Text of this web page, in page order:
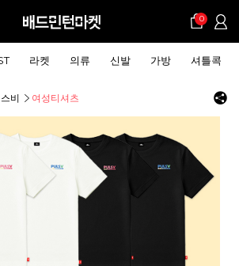
0
라켓 의류 신발 가방 셔틀콕
비 여성티셔츠